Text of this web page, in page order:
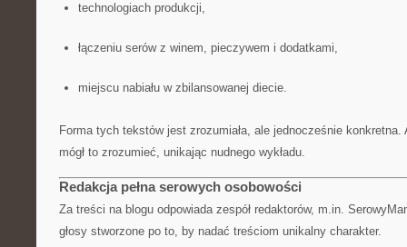
technologiach produkcji,
łączeniu serów z winem, pieczywem i dodatkami,
miejscu nabiału w zbilansowanej diecie.
Forma tych tekstów jest zrozumiała, ale jednocześnie
mógł to zrozumieć, unikając nudnego wykładu.
Redakcja pełna serowych osobowości
Za treści na blogu odpowiada zespół redaktorów, m.in.
głosy stworzone po to, by nadać treściom unikalny charakter.